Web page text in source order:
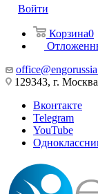
Войти
Корзина0
129343, г.
Вконтакте
Telegram
YouTube